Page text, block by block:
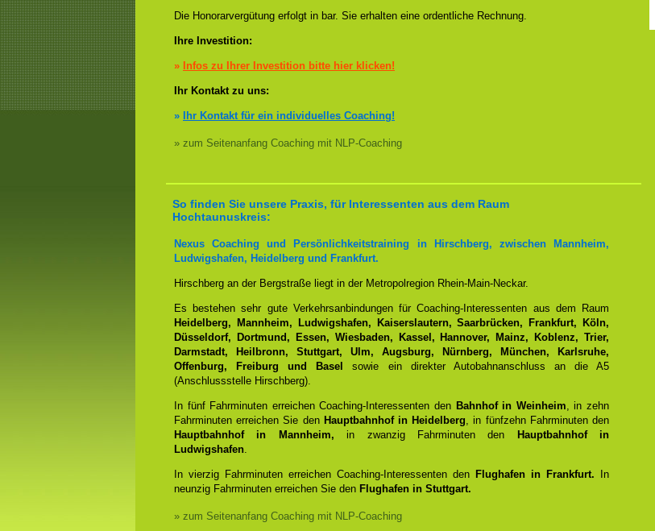
Die Honorarvergütung erfolgt in bar. Sie erhalten eine ordentliche Rechnung.
Ihre Investition:
» Infos zu Ihrer Investition bitte hier klicken!
Ihr Kontakt zu uns:
» Ihr Kontakt für ein individuelles Coaching!
» zum Seitenanfang Coaching mit NLP-Coaching
So finden Sie unsere Praxis, für Interessenten aus dem Raum
Hochtaunuskreis:
Nexus Coaching und Persönlichkeitstraining in Hirschberg, zwischen Mannheim,
Ludwigshafen, Heidelberg und Frankfurt.
Hirschberg an der Bergstraße liegt in der Metropolregion Rhein-Main-Neckar.
Es bestehen sehr gute Verkehrsanbindungen für Coaching-Interessenten aus dem Raum
Heidelberg, Mannheim, Ludwigshafen, Kaiserslautern, Saarbrücken, Frankfurt, Köln,
Düsseldorf, Dortmund, Essen, Wiesbaden, Kassel, Hannover, Mainz, Koblenz, Trier,
Darmstadt, Heilbronn, Stuttgart, Ulm, Augsburg, Nürnberg, München, Karlsruhe,
Offenburg, Freiburg und Basel
sowie ein direkter Autobahnanschluss an die A5
(Anschlussstelle Hirschberg).
In fünf Fahrminuten erreichen Coaching-Interessenten den Bahnhof in Weinheim, in zehn
Fahrminuten erreichen Sie den Hauptbahnhof in Heidelberg, in fünfzehn Fahrminuten den
Hauptbahnhof in Mannheim, in zwanzig Fahrminuten den
Hauptbahnhof in
Ludwigshafen.
In vierzig Fahrminuten erreichen Coaching-Interessenten den Flughafen in Frankfurt.
In
neunzig Fahrminuten erreichen Sie den Flughafen in Stuttgart.
» zum Seitenanfang Coaching mit NLP-Coaching